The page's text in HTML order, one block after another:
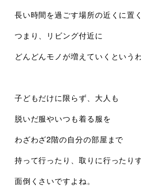
長い時間を過ごす場所の近くに置
つまり、リビング付近に
どんどんモノが増えていくという
子どもだけに限らず、大人も
脱いだ服やいつも着る服を
わざわざ2階の自分の部屋まで
持って行ったり、取りに行ったり
面倒くさいですよね。